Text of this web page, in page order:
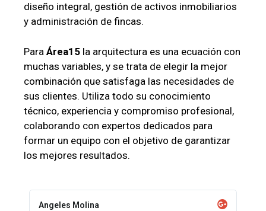
diseño integral, gestión de activos inmobiliarios
y administración de fincas.
Para Área15 la arquitectura es una ecuación con
muchas variables, y se trata de elegir la mejor
combinación que satisfaga las necesidades de
sus clientes. Utiliza todo su conocimiento
técnico, experiencia y compromiso profesional,
colaborando con expertos dedicados para
formar un equipo con el objetivo de garantizar
los mejores resultados.
Angeles Molina